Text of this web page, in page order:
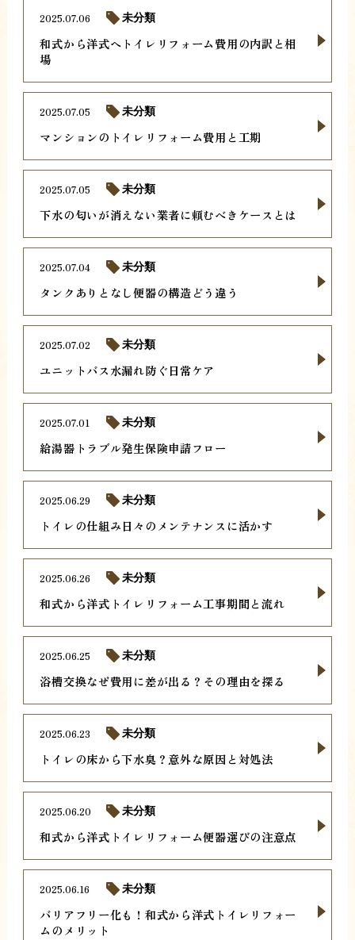
和式から洋式へトイレリフォーム費用の内訳と相
場
2025.07.06 未分類
マンションのトイレリフォーム費用と工期
2025.07.05 未分類
下水の匂いが消えない業者に頼むべきケースとは
2025.07.05 未分類
タンクありとなし便器の構造どう違う
2025.07.04 未分類
ユニットバス水漏れ防ぐ日常ケア
2025.07.02 未分類
給湯器トラブル発生保険申請フロー
2025.07.01 未分類
トイレの仕組み日々のメンテナンスに活かす
2025.06.29 未分類
和式から洋式トイレリフォーム工事期間と流れ
2025.06.26 未分類
浴槽交換なぜ費用に差が出る？その理由を探る
2025.06.25 未分類
トイレの床から下水臭？意外な原因と対処法
2025.06.23 未分類
和式から洋式トイレリフォーム便器選びの注意点
2025.06.20 未分類
バリアフリー化も！和式から洋式トイレリフォー
ムのメリット
2025.06.16 未分類